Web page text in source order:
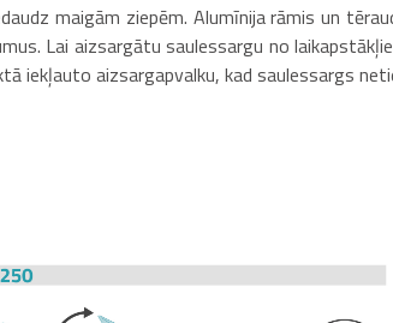
maigām ziepēm. Alumīnija rāmis un
Lai aizsargātu saulessargu no
iekļauto aizsargapvalku, kad saulessargs